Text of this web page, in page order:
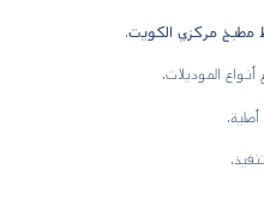
مركزي الكويت.
الموديلات.